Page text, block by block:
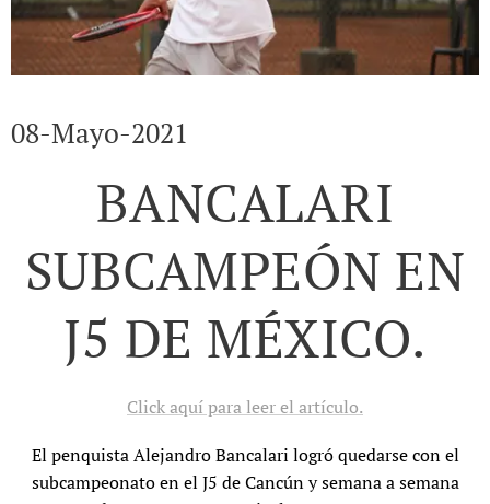
08-Mayo-2021
BANCALARI
SUBCAMPEÓN EN
J5 DE MÉXICO.
Click aquí para leer el artículo.
El penquista Alejandro Bancalari logró quedarse con el
subcampeonato en el J5 de Cancún y semana a semana